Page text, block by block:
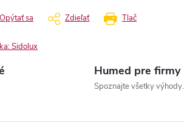
Tlač
Opýtať sa Zdieľať
Sidolux
Humed pre firmy
Spoznajte všetky výhody.